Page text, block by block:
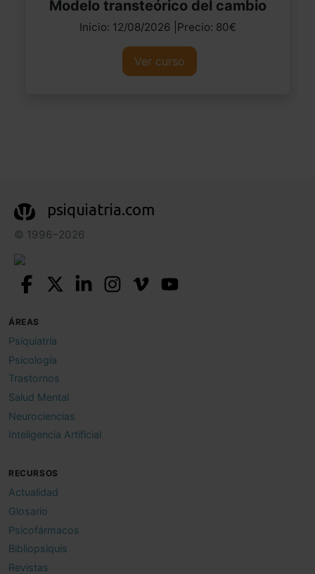
Modelo transteórico del cambio
Inicio: 12/08/2026 |Precio: 80€
Ver curso
psiquiatria.com
© 1996–2026
ÁREAS
Psiquiatría
Psicología
Trastornos
Salud Mental
Neurociencias
Inteligencia Artificial
RECURSOS
Actualidad
Glosario
Psicofármacos
Bibliopsiquis
Revistas